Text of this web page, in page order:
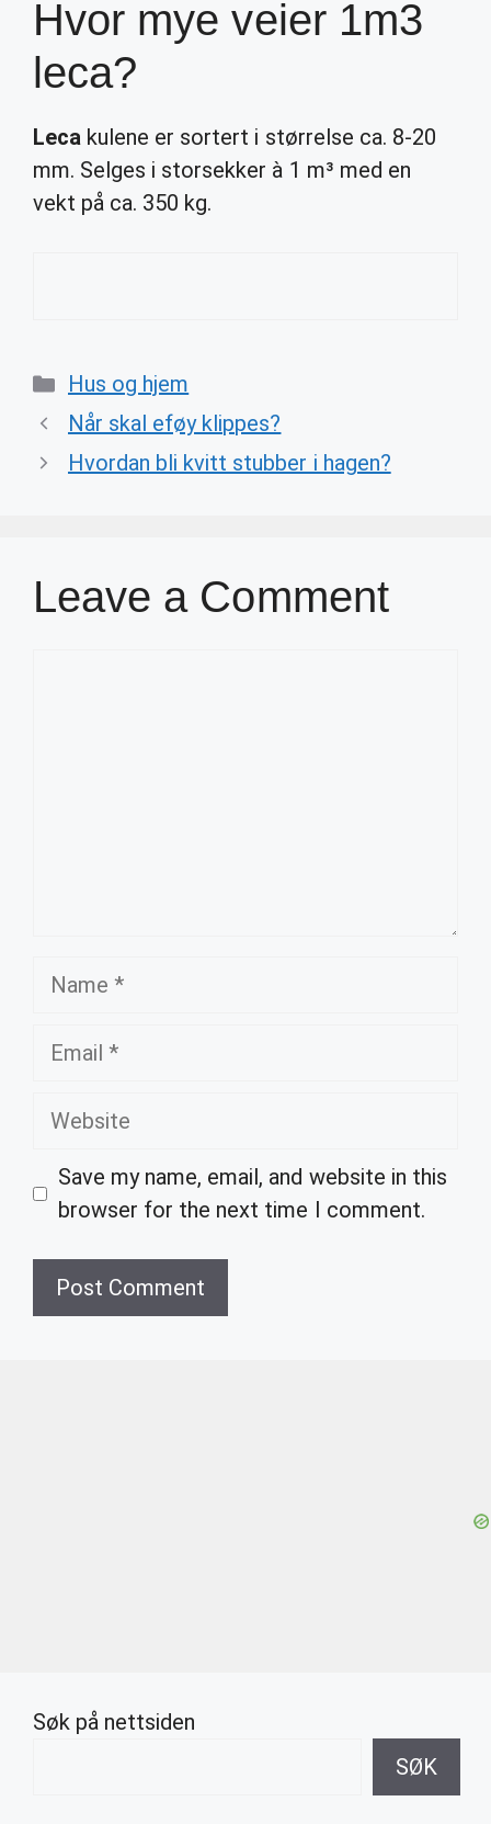
Hvor mye veier 1m3
leca?
Leca kulene er sortert i størrelse ca. 8-20
mm. Selges i storsekker à 1 m³ med en
vekt på ca. 350 kg.
Categories
Hus og hjem
Når skal eføy klippes?
Hvordan bli kvitt stubber i hagen?
Leave a Comment
Name
Email
Website
Save my name, email, and website in this
browser for the next time I comment.
Søk på nettsiden
SØK